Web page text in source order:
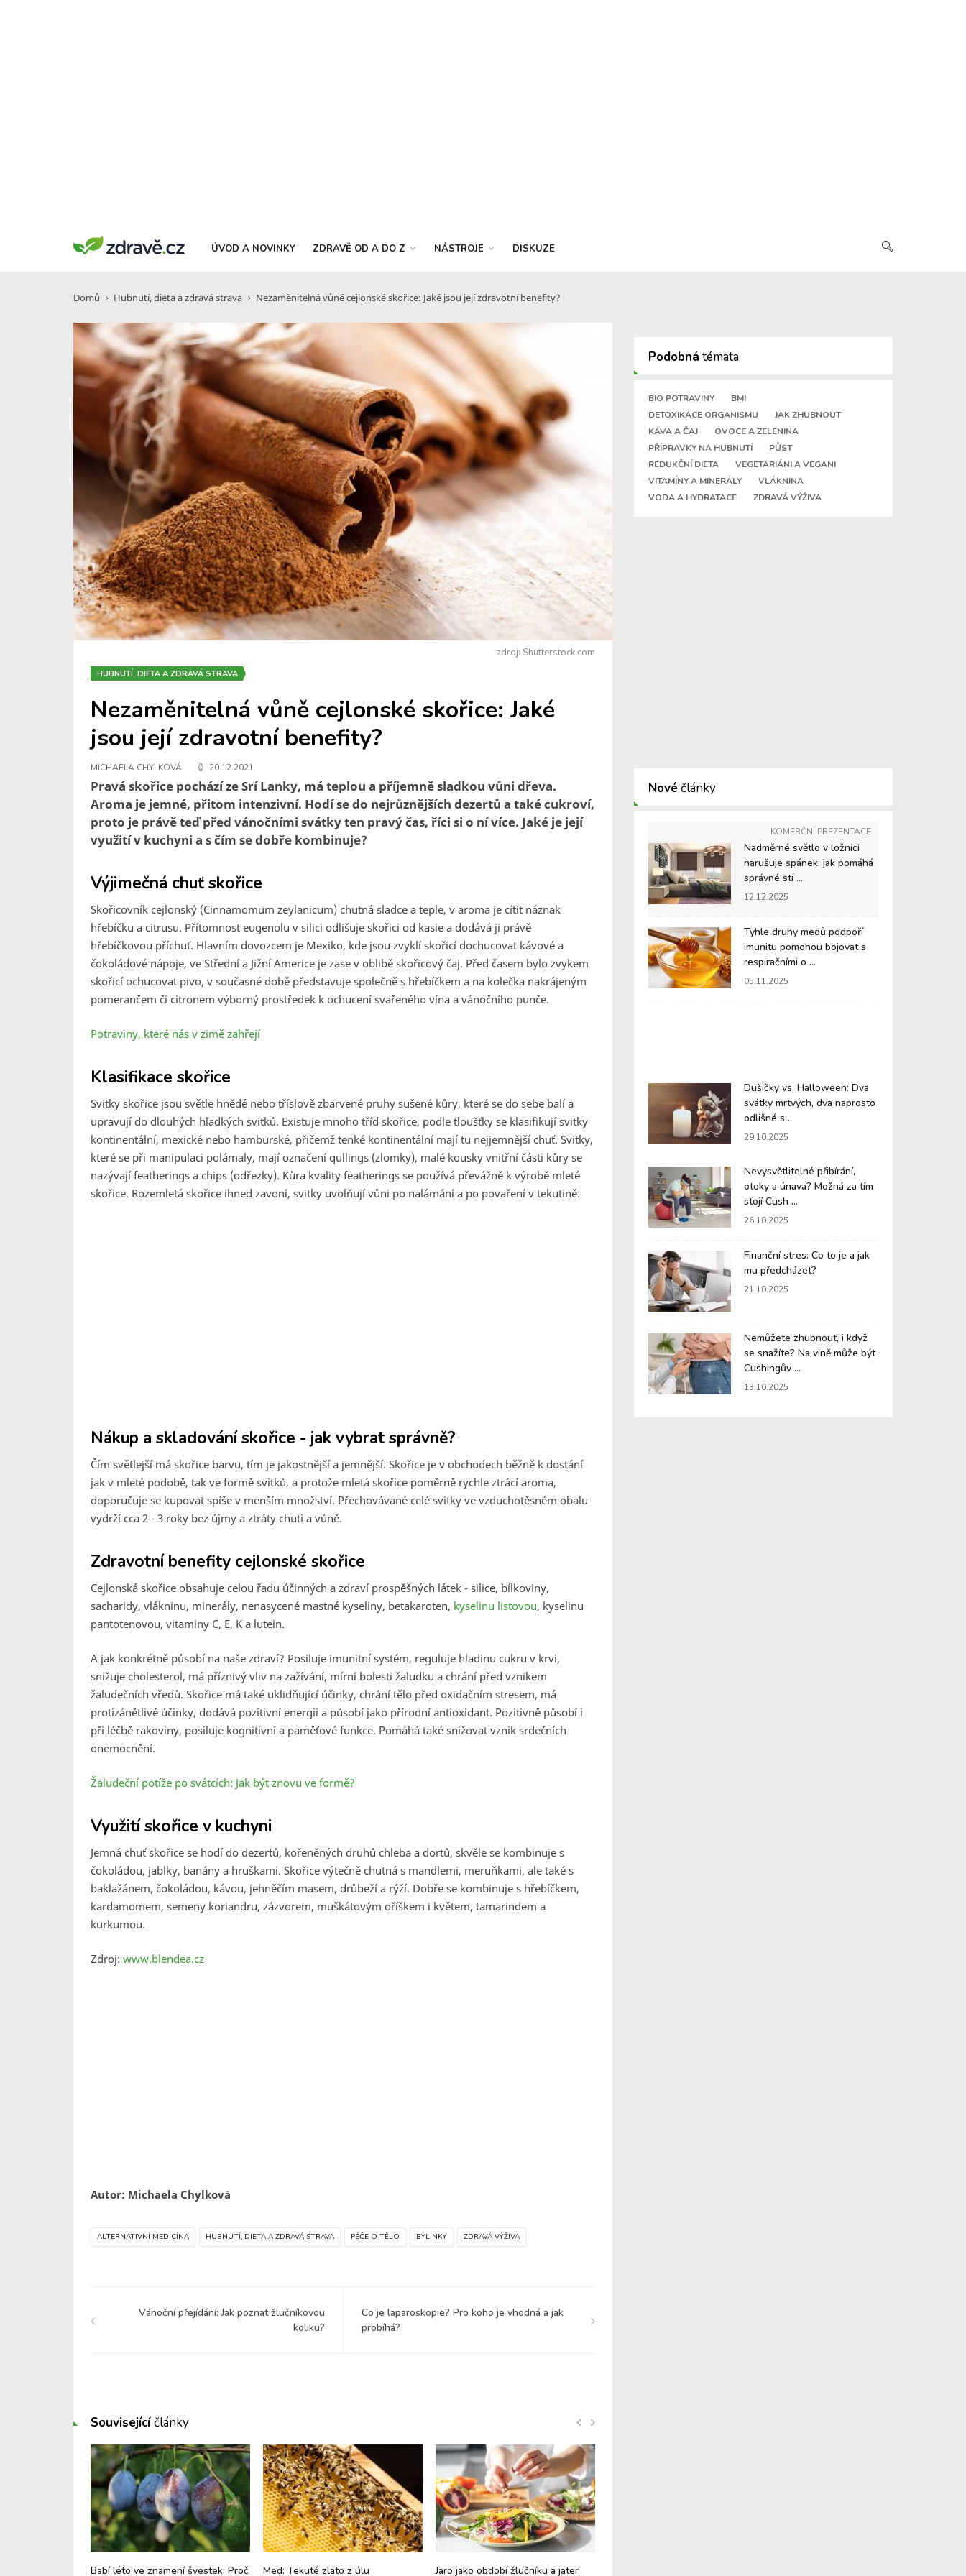
ÚVOD A NOVINKY ZDRAVĚ OD A DO Z NÁSTROJE DISKUZE
Domů Hubnutí, dieta a zdravá strava Nezaměnitelná vůně cejlonské skořice: Jaké jsou její zdravotní benefity?
zdroj: Shutterstock.com
HUBNUTÍ, DIETA A ZDRAVÁ STRAVA
Nezaměnitelná vůně cejlonské skořice: Jaké
jsou její zdravotní benefity?
MICHAELA CHYLKOVÁ 20.12.2021
Pravá skořice pochází ze Srí Lanky, má teplou a příjemně sladkou vůni dřeva.
Aroma je jemné, přitom intenzivní. Hodí se do nejrůznějších dezertů a také cukroví,
proto je právě teď před vánočními svátky ten pravý čas, říci si o ní více. Jaké je její
využití v kuchyni a s čím se dobře kombinuje?
Výjimečná chuť skořice
Skořicovník cejlonský (Cinnamomum zeylanicum) chutná sladce a teple, v aroma je cítit náznak
hřebíčku a citrusu. Přítomnost eugenolu v silici odlišuje skořici od kasie a dodává ji právě
hřebíčkovou příchuť. Hlavním dovozcem je Mexiko, kde jsou zvyklí skořicí dochucovat kávové a
čokoládové nápoje, ve Střední a Jižní Americe je zase v oblibě skořicový čaj. Před časem bylo zvykem
skořicí ochucovat pivo, v současné době představuje společně s hřebíčkem a na kolečka nakrájeným
pomerančem či citronem výborný prostředek k ochucení svařeného vína a vánočního punče.
Potraviny, které nás v zimě zahřejí
Klasifikace skořice
Svitky skořice jsou světle hnědé nebo tříslově zbarvené pruhy sušené kůry, které se do sebe balí a
upravují do dlouhých hladkých svitků. Existuje mnoho tříd skořice, podle tloušťky se klasifikují svitky
kontinentální, mexické nebo hamburské, přičemž tenké kontinentální mají tu nejjemnější chuť. Svitky,
které se při manipulaci polámaly, mají označení qullings (zlomky), malé kousky vnitřní části kůry se
nazývají featherings a chips (odřezky). Kůra kvality featherings se používá převážně k výrobě mleté
skořice. Rozemletá skořice ihned zavoní, svitky uvolňují vůni po nalámání a po povaření v tekutině.
Nákup a skladování skořice - jak vybrat správně?
Čím světlejší má skořice barvu, tím je jakostnější a jemnější. Skořice je v obchodech běžně k dostání
jak v mleté podobě, tak ve formě svitků, a protože mletá skořice poměrně rychle ztrácí aroma,
doporučuje se kupovat spíše v menším množství. Přechovávané celé svitky ve vzduchotěsném obalu
vydrží cca 2 - 3 roky bez újmy a ztráty chuti a vůně.
Zdravotní benefity cejlonské skořice
Cejlonská skořice obsahuje celou řadu účinných a zdraví prospěšných látek - silice, bílkoviny,
sacharidy, vlákninu, minerály, nenasycené mastné kyseliny, betakaroten, kyselinu listovou, kyselinu
pantotenovou, vitaminy C, E, K a lutein.
A jak konkrétně působí na naše zdraví? Posiluje imunitní systém, reguluje hladinu cukru v krvi,
snižuje cholesterol, má příznivý vliv na zažívání, mírní bolesti žaludku a chrání před vznikem
žaludečních vředů. Skořice má také uklidňující účinky, chrání tělo před oxidačním stresem, má
protizánětlivé účinky, dodává pozitivní energii a působí jako přírodní antioxidant. Pozitivně působí i
při léčbě rakoviny, posiluje kognitivní a paměťové funkce. Pomáhá také snižovat vznik srdečních
onemocnění.
Žaludeční potíže po svátcích: Jak být znovu ve formě?
Využití skořice v kuchyni
Jemná chuť skořice se hodí do dezertů, kořeněných druhů chleba a dortů, skvěle se kombinuje s
čokoládou, jablky, banány a hruškami. Skořice výtečně chutná s mandlemi, meruňkami, ale také s
baklažánem, čokoládou, kávou, jehněčím masem, drůbeží a rýží. Dobře se kombinuje s hřebíčkem,
kardamomem, semeny koriandru, zázvorem, muškátovým oříškem i květem, tamarindem a
kurkumou.
Zdroj: www.blendea.cz
Autor: Michaela Chylková
ALTERNATIVNÍ MEDICÍNA HUBNUTÍ, DIETA A ZDRAVÁ STRAVA PÉČE O TĚLO BYLINKY ZDRAVÁ VÝŽIVA
Vánoční přejídání: Jak poznat žlučníkovou
koliku?
Co je laparoskopie? Pro koho je vhodná a jak
probíhá?
Podobná témata
BIO POTRAVINY
BMI
DETOXIKACE ORGANISMU
JAK ZHUBNOUT
KÁVA A ČAJ
OVOCE A ZELENINA
PŘÍPRAVKY NA HUBNUTÍ
PŮST
REDUKČNÍ DIETA
VEGETARIÁNI A VEGANI
VITAMÍNY A MINERÁLY
VLÁKNINA
VODA A HYDRATACE
ZDRAVÁ VÝŽIVA
Nové články
KOMERČNÍ PREZENTACE
Nadměrné světlo v ložnici
narušuje spánek: jak pomáhá
správné stí ...
12.12.2025
Tyhle druhy medů podpoří
imunitu pomohou bojovat s
respiračními o ...
05.11.2025
Dušičky vs. Halloween: Dva
svátky mrtvých, dva naprosto
odlišné s ...
29.10.2025
Nevysvětlitelné přibírání,
otoky a únava? Možná za tím
stojí Cush ...
26.10.2025
Finanční stres: Co to je a jak
mu předcházet?
21.10.2025
Nemůžete zhubnout, i když
se snažíte? Na vině může být
Cushingův ...
13.10.2025
Souvisejícíčlánky
Babí léto ve znamení švestek: Proč Med: Tekuté zlato z úlu Jaro jako období žlučníku a jater